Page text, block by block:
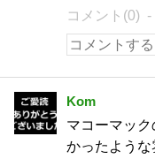
コメント(0)
Kom
マコーマッ
かったよう